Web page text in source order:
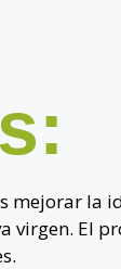
mejorar la
virgen. El